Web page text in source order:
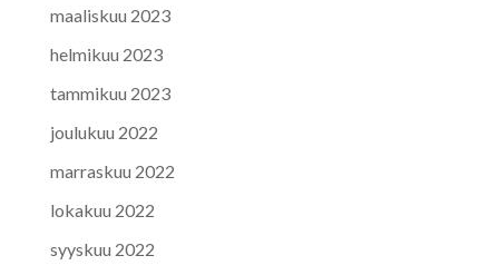
maaliskuu 2023
helmikuu 2023
tammikuu 2023
joulukuu 2022
marraskuu 2022
lokakuu 2022
syyskuu 2022